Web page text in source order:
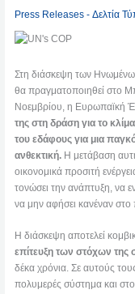
Press Releases - Δελτία
Στη διάσκεψη των
θα πραγματοποιηθεί στο
Νοεμβρίου, η Ευρωπαϊκή
της στη δράση για το
του εδάφους για μια
ανθεκτική. Η μετάβαση
οικονομικά προσιτή
τονώσει την ανάπτυξη, να
να μην αφήσει κανέναν στο
Η διάσκεψη αποτελεί
επίτευξη των στόχων της
δέκα χρόνια. Σε αυτούς
πολυμερές σύστημα και